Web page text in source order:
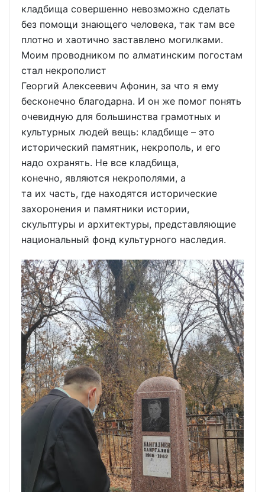
кладбища совершенно невозможно сделать
без помощи знающего человека, так там все
плотно и хаотично заставлено могилками.
Моим проводником по алматинским погостам
стал некрополист
Георгий Алексеевич Афонин, за что я ему
бесконечно благодарна. И он же помог понять
очевидную для большинства грамотных и
культурных людей вещь: кладбище – это
исторический памятник, некрополь, и его
надо охранять. Не все кладбища,
конечно, являются некрополями, а
та их часть, где находятся исторические
захоронения и памятники истории,
скульптуры и архитектуры, представляющие
национальный фонд культурного наследия.